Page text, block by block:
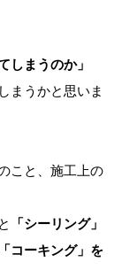
しまうのか」
まうかと思いま
こと、施工上の
と
「シーリング」
コーキング」を